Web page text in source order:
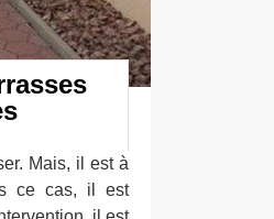
Mais, il est à
ce cas, il est